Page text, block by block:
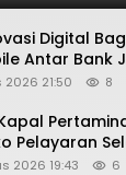
Digital
Antar Bank
2026 21:50 8
Pelayaran
2026 19:43 6